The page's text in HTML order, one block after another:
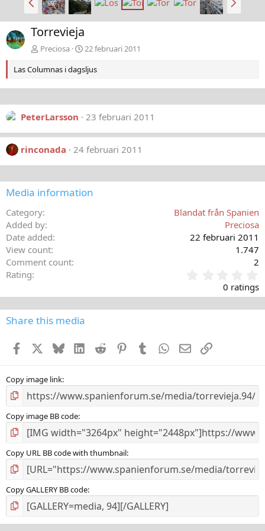
a
k
å
t
ä
s
Torrevieja
Preciosa
22 februari 2011
Las Columnas i dagsljus
PeterLarsson 23 februari 2011
rinconada 24 februari 2011
Media information
Category
Blandat från Spanien
Added by
Preciosa
Date added
22 februari 2011
View count
1.747
Comment count
2
Rating
,
0
0
0 ratings
Share this media
Facebook BlueskyLinkedInReddit PinterestTumblr WhatsApp
E-postLänk
Copy image link
Copy image BB code
Copy URL BB code with thumbnail
Copy GALLERY BB code